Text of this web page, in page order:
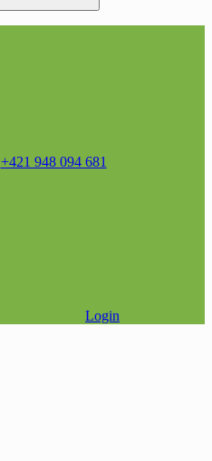
+421 948 094 681
Login